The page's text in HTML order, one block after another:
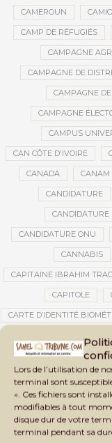
Lors de l’utilisation de
terminal sont
». Ces fichiers sont
modifiables à tout
disque dur de votre
terminal pendant sa
CAMEROUN
CAMP DE RÉFUGIÉS
CAMPAGNE
CAMPAGNE DE
CAMPAGNE
CAMPAGNE
CAMPUS
CAN CÔTE D'IVOIRE
CANADA CANAM
CANDIDATURE
CANDIDATURE ONU
CANNABIS
CAPITAINE IBRAHIM
CAPITOLE
CARTE D’IDENTITÉ
CATASTROPHES
CAUTION 10 000 DOLLARS
CEDEAO CÉDÉAO
CEMAPI